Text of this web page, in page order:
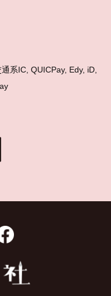
系IC, QUICPay, Edy, iD,